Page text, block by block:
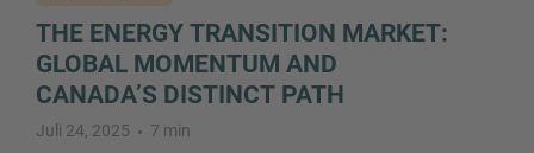
THE ENERGY TRANSITION MARKET:
GLOBAL MOMENTUM AND
CANADA’S DISTINCT PATH
Juli 24, 2025 7 min